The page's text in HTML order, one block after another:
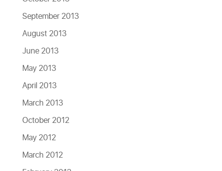
September 2013
August 2013
June 2013
May 2013
April 2013
March 2013
October 2012
May 2012
March 2012